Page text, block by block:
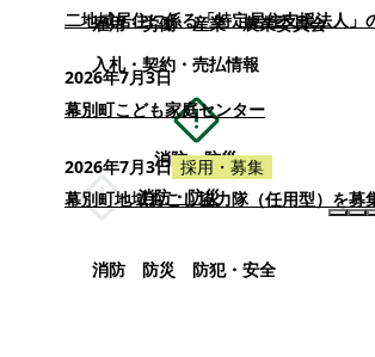
雇用・労働
産業
農業委員会
入札・契約・売払情報
消防・防災
消防・防災
消防 防災 防犯・安全
二地域居住に係る「特定居住支援法人」
2026年7月3日
幕別町こども家庭センター
2026年7月3日 採用・募集
幕別町地域おこし協力隊（任用型）を募